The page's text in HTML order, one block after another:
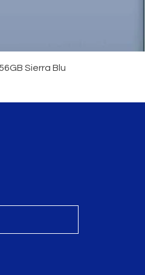
Sierra Blu